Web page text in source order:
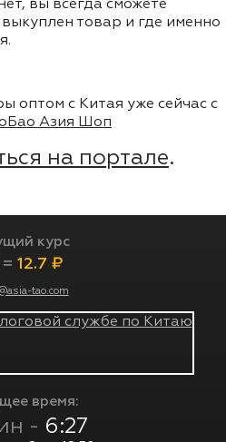
вы всегда сможете
товар и где именно
оптом с Китая уже сейчас с
Азия Шоп
на портале.
курс
= 12.7 ₽
tao.com
время:
- 6:27